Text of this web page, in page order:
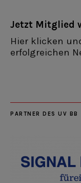
Jetzt Mitglied
Hier klicken
erfolgreichen
PARTNER DES UV BB